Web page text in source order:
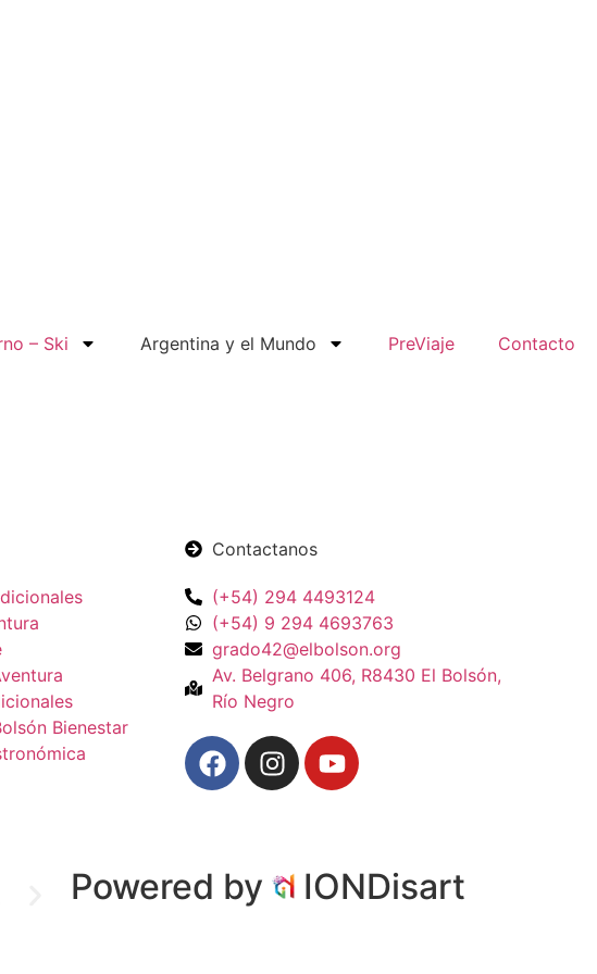
– Ski Argentina y el Mundo PreViaje Contacto
Bienestar
Contactanos
(+54) 294 4493124
(+54) 9 294 4693763
grado42@elbolson.org
Av. Belgrano 406, R8430 El Bolsón,
Río Negro
Powered by IONDisart